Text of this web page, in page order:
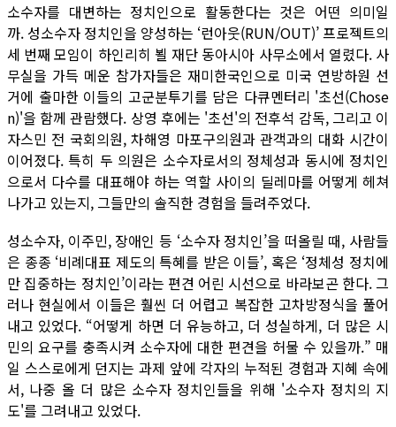
소수자를 대변하는 정치인으로 활동한다는 것은 어떤 의미일
까. 성소수자 정치인을 양성하는 ‘런아웃(RUN/OUT)’ 프로젝트의
세 번째 모임이 하인리히 뵐 재단 동아시아 사무소에서 열렸다. 사
무실을 가득 메운 참가자들은 재미한국인으로 미국 연방하원 선
거에 출마한 이들의 고군분투기를 담은 다큐멘터리 '초선(Chose
n)'을 함께 관람했다. 상영 후에는 '초선'의 전후석 감독, 그리고 이
자스민 전 국회의원, 차해영 마포구의원과 관객과의 대화 시간이
이어졌다. 특히 두 의원은 소수자로서의 정체성과 동시에 정치인
으로서 다수를 대표해야 하는 역할 사이의 딜레마를 어떻게 헤쳐
나가고 있는지, 그들만의 솔직한 경험을 들려주었다.
성소수자, 이주민, 장애인 등 ‘소수자 정치인’을 떠올릴 때, 사람들
은 종종 ‘비례대표 제도의 특혜를 받은 이들’, 혹은 ‘정체성 정치에
만 집중하는 정치인’이라는 편견 어린 시선으로 바라보곤 한다. 그
러나 현실에서 이들은 훨씬 더 어렵고 복잡한 고차방정식을 풀어
내고 있었다. “어떻게 하면 더 유능하고, 더 성실하게, 더 많은 시
민의 요구를 충족시켜 소수자에 대한 편견을 허물 수 있을까.” 매
일 스스로에게 던지는 과제 앞에 각자의 누적된 경험과 지혜 속에
서, 나중 올 더 많은 소수자 정치인들을 위해 '소수자 정치의 지
도'를 그려내고 있었다.